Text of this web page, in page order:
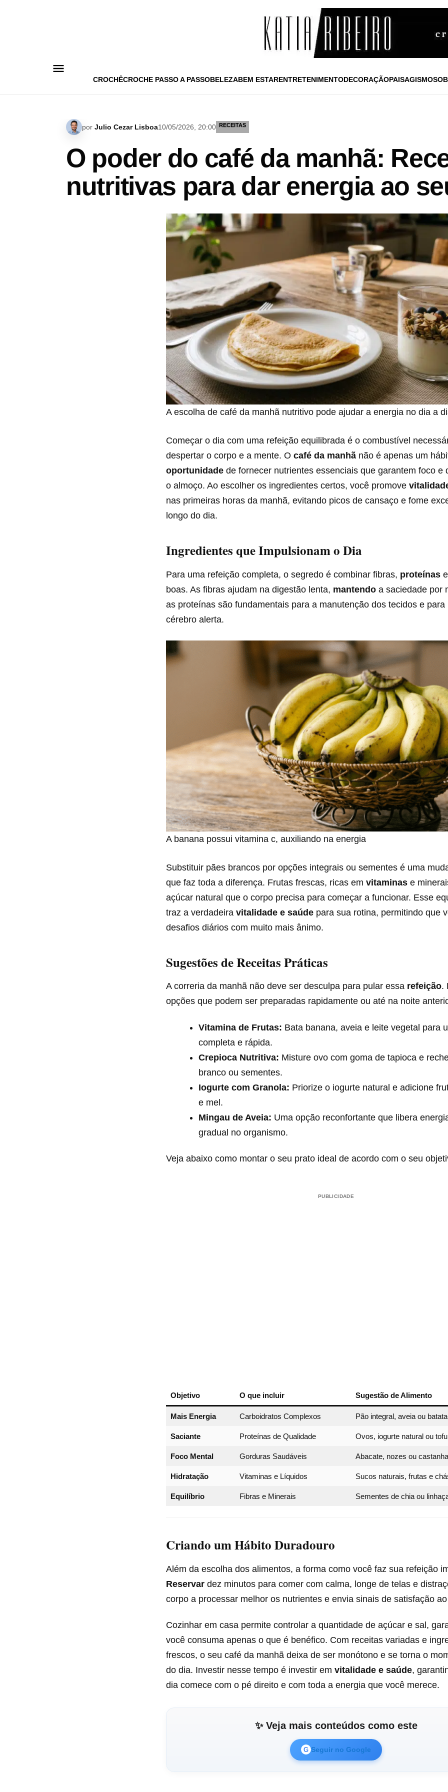
CROCHÊCROCHE PASSO A PASSOBELEZABEM ESTARENTRETENIMENTODECORAÇÃOPAISAGISMO
por Julio Cezar Lisboa10/05/2026, 20:00 RECEITAS
O poder do café da manhã:
nutritivas para dar energia ao
A escolha de café da manhã nutritivo pode ajudar a energia no dia a
Começar o dia com uma refeição equilibrada é o combustível
despertar o corpo e a mente. O café da manhã não é apenas um
oportunidade de fornecer nutrientes essenciais que garantem foco e
o almoço. Ao escolher os ingredientes certos, você promove
nas primeiras horas da manhã, evitando picos de cansaço e fome
longo do dia.
Ingredientes que Impulsionam o Dia
Para uma refeição completa, o segredo é combinar fibras, proteínas
boas. As fibras ajudam na digestão lenta, mantendo a saciedade por
as proteínas são fundamentais para a manutenção dos tecidos e para
cérebro alerta.
A banana possui vitamina c, auxiliando na energia
Substituir pães brancos por opções integrais ou sementes é uma
que faz toda a diferença. Frutas frescas, ricas em vitaminas e
açúcar natural que o corpo precisa para começar a funcionar. Esse
traz a verdadeira vitalidade e saúde para sua rotina, permitindo que
desafios diários com muito mais ânimo.
Sugestões de Receitas Práticas
A correria da manhã não deve ser desculpa para pular essa refeição.
opções que podem ser preparadas rapidamente ou até na noite
Vitamina de Frutas: Bata banana, aveia e leite vegetal para
completa e rápida.
Crepioca Nutritiva: Misture ovo com goma de tapioca e
branco ou sementes.
Iogurte com Granola: Priorize o iogurte natural e adicione
e mel.
Mingau de Aveia: Uma opção reconfortante que libera
gradual no organismo.
Veja abaixo como montar o seu prato ideal de acordo com o seu
PUBLICIDADE
Objetivo O que incluir Sugestão de Alimento
Mais Energia Carboidratos Complexos Pão integral, aveia ou
Saciante Proteínas de Qualidade Ovos, iogurte natural ou tofu
Foco Mental Gorduras Saudáveis Abacate, nozes ou
Hidratação Vitaminas e Líquidos Sucos naturais, frutas e
Equilíbrio Fibras e Minerais Sementes de chia ou
Criando um Hábito Duradouro
Além da escolha dos alimentos, a forma como você faz sua refeição
Reservar dez minutos para comer com calma, longe de telas e
corpo a processar melhor os nutrientes e envia sinais de satisfação
Cozinhar em casa permite controlar a quantidade de açúcar e sal,
você consuma apenas o que é benéfico. Com receitas variadas e
frescos, o seu café da manhã deixa de ser monótono e se torna o
do dia. Investir nesse tempo é investir em vitalidade e saúde,
dia comece com o pé direito e com toda a energia que você merece.
✨ Veja mais conteúdos como este
G Seguir no Google